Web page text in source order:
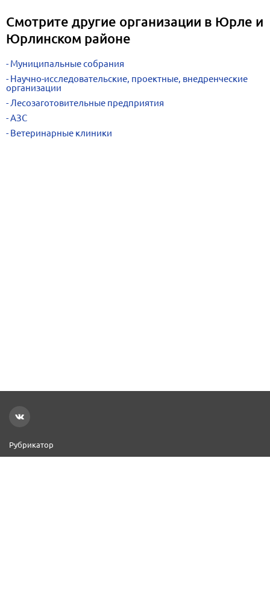
Смотрите другие организации в Юрле и
Юрлинском районе
Муниципальные собрания
Научно-исследовательские, проектные, внедренческие
организации
Лесозаготовительные предприятия
АЗС
Ветеринарные клиники
Рубрикатор